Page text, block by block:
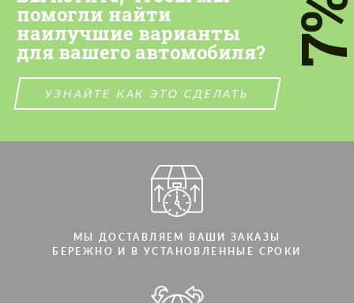
помогли найти
наилучшие варианты
для вашего автомобиля?
УЗНАЙТЕ КАК ЭТО СДЕЛАТЬ
МЫ ДОСТАВЛЯЕМ ВАШИ ЗАКАЗЫ
БЕРЕЖНО И В УСТАНОВЛЕННЫЕ СРОКИ
СВЯЖИТЕСЬ СО МНОЙ
персональных данных
СВЯЖИТЕСЬ СО МНОЙ